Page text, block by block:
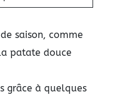
saison, comme
patate douce
grâce à quelques